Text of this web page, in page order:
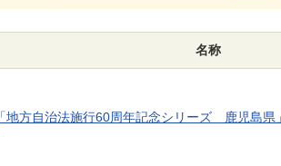
名称
「地方自治法施行60周年記念シリーズ 鹿児島県